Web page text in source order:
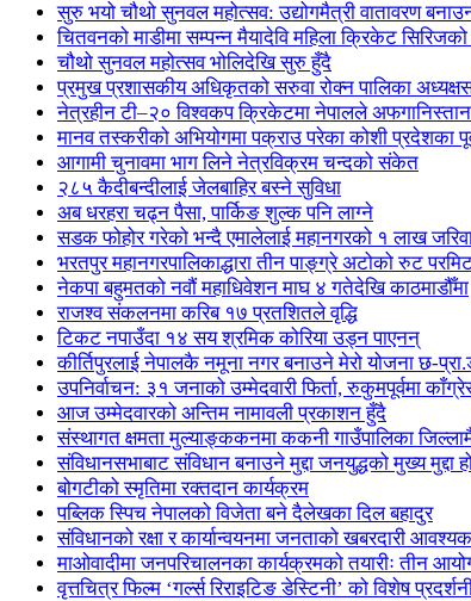
सुरु भयो चौथो सुनवल महोत्सव: उद्योगमैत्री वातावरण
चितवनको माडीमा सम्पन्न मैयादेवि महिला क्रिकेट
चौथो सुनवल महोत्सव भोलिदेखि सुरु हुँदै
प्रमुख प्रशासकीय अधिकृतको सरुवा रोक्न पालिका
नेत्रहीन टी–२० विश्वकप क्रिकेटमा नेपालले
मानव तस्करीको अभियोगमा पक्राउ परेका कोशी प्रदेशका
आगामी चुनावमा भाग लिने नेत्रविक्रम चन्दको संकेत
२८५ कैदीबन्दीलाई जेलबाहिर बस्ने सुविधा
अब धरहरा चढ्न पैसा, पार्किङ शुल्क पनि लाग्ने
सडक फोहोर गरेको भन्दै एमालेलाई महानगरको १ लाख
भरतपुर महानगरपालिकाद्धारा तीन पाङ्ग्रे अटोको रुट
नेकपा बहुमतको नवौं महाधिवेशन माघ ४ गतेदेखि काठमाडौँमा
राजश्व संकलनमा करिब १७ प्रतशितले वृद्धि
टिकट नपाउँदा १४ सय श्रमिक कोरिया उड्न पाएनन्
कीर्तिपुरलाई नेपालकै नमूना नगर बनाउने मेरो योजना छ-
उपनिर्वाचन: ३१ जनाको उम्मेदवारी फिर्ता, रुकुमपूर्वमा
आज उम्मेदवारको अन्तिम नामावली प्रकाशन हुँदै
संस्थागत क्षमता मुल्याङ्ककनमा ककनी गाउँपालिका
संविधानसभाबाट संविधान बनाउने मुद्दा जनयुद्धको मुख्य मुद्दा
बोगटीको स्मृतिमा रक्तदान कार्यक्रम
पब्लिक स्पिच नेपालको विजेता बने दैलेखका दिल बहादुर
संविधानको रक्षा र कार्यान्वयनमा जनताको खबरदारी
माओवादीमा जनपरिचालनका कार्यक्रमको तयारीः तीन
वृत्तचित्र फिल्म ‘गर्ल्स रिराइटिङ डेस्टिनी’ को विशेष